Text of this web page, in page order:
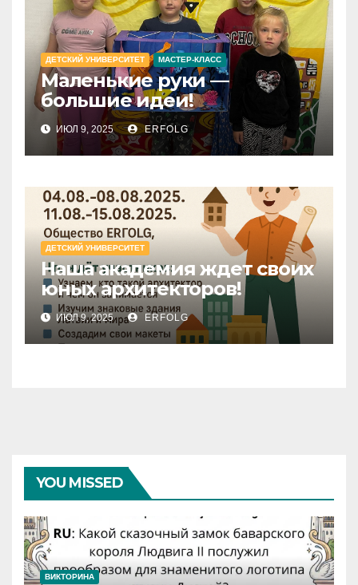
ДЕТСКИЙ УНИВЕРСИТЕТ МАСТЕР-КЛАСС
Маленькие руки —
большие идеи!
ИЮЛ 9, 2025 ERFOLG
ДЕТСКИЙ УНИВЕРСИТЕТ
Наша академия ждет своих
юных архитекторов!
ИЮЛ 9, 2025 ERFOLG
YOU MISSED
ВИКТОРИНА